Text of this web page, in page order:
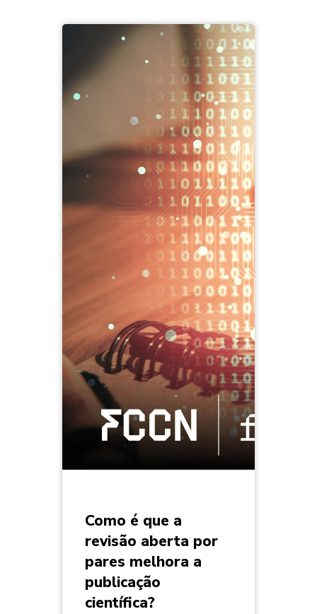
Como é que a
revisão aberta por
pares melhora a
publicação
científica?